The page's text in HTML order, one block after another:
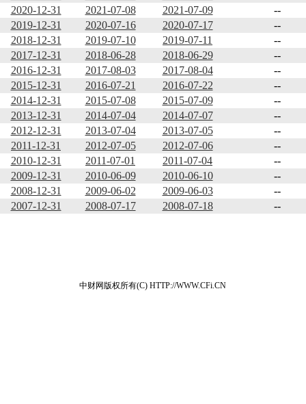
2020-12-31
2021-07-08 2021-07-09
--
2019-12-31
2020-07-16 2020-07-17
--
2018-12-31
2019-07-10 2019-07-11
--
2017-12-31
2018-06-28 2018-06-29
--
2016-12-31
2017-08-03 2017-08-04
--
2015-12-31
2016-07-21 2016-07-22
--
2014-12-31
2015-07-08 2015-07-09
--
2013-12-31
2014-07-04 2014-07-07
--
2012-12-31
2013-07-04 2013-07-05
--
2011-12-31
2012-07-05 2012-07-06
--
2010-12-31
2011-07-01 2011-07-04
--
2009-12-31
2010-06-09 2010-06-10
--
2008-12-31
2009-06-02 2009-06-03
--
2007-12-31
2008-07-17 2008-07-18 --
中财网版权所有(C) HTTP://WWW.CFi.CN